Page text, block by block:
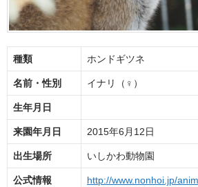
種類 ホンドギツネ
名前・性別 イナリ（♀）
生年月日
来園年月日 2015年6月12日
出生場所 いしかわ動物園
公式情報 http://www.nonhoi.jp/